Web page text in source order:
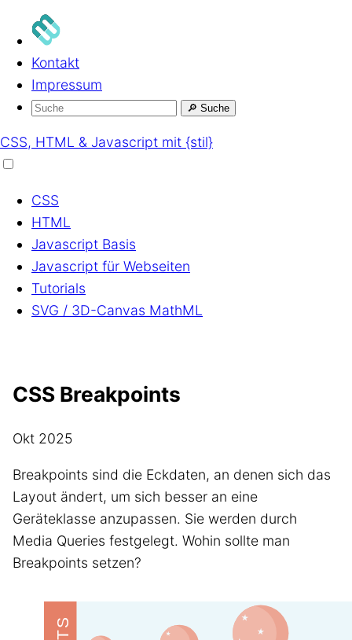
Kontakt
Impressum
🔎 Suche
CSS, HTML & Javascript mit {stil}
CSS
HTML
Javascript Basis
Javascript für Webseiten
Tutorials
SVG / 3D-Canvas MathML
CSS Breakpoints
Okt 2025
Breakpoints sind die Eckdaten, an denen sich das
Layout ändert, um sich besser an eine
Geräteklasse anzupassen. Sie werden durch
Media Queries festgelegt. Wohin sollte man
Breakpoints setzen?